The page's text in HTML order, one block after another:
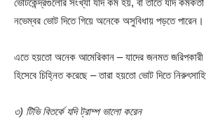
নভেম্বর ভোট দিতে গিয়ে অনেকে অসুবিধায় পড়তে পারেন।
এতে হয়তো অনেক আমেরিকান – যাদের জনমত
হিসেবে চিহ্নিত করেছে – তারা হয়তো ভোট দিতে
৩) টিভি বিতর্কে যদি ট্রাম্প ভালো করেন